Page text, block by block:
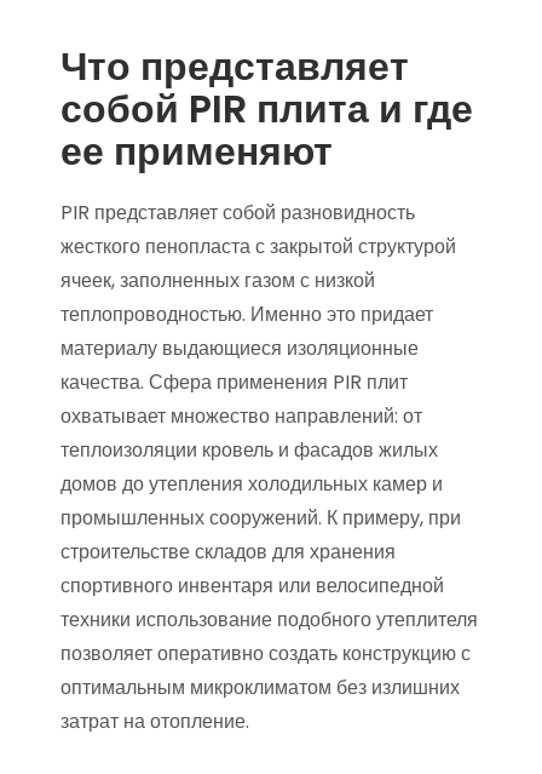
Что представляет
собой PIR плита и где
ее применяют
PIR представляет собой разновидность
жесткого пенопласта с закрытой структурой
ячеек, заполненных газом с низкой
теплопроводностью. Именно это придает
материалу выдающиеся изоляционные
качества. Сфера применения PIR плит
охватывает множество направлений: от
теплоизоляции кровель и фасадов жилых
домов до утепления холодильных камер и
промышленных сооружений. К примеру, при
строительстве складов для хранения
спортивного инвентаря или велосипедной
техники использование подобного утеплителя
позволяет оперативно создать конструкцию с
оптимальным микроклиматом без излишних
затрат на отопление.